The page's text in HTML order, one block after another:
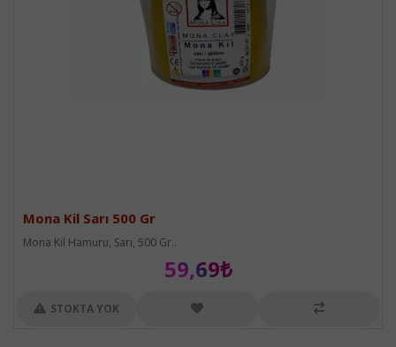
Mona Kil Sarı 500 Gr
Mona Kil Hamuru, Sarı, 500 Gr..
59,69₺
STOKTA YOK